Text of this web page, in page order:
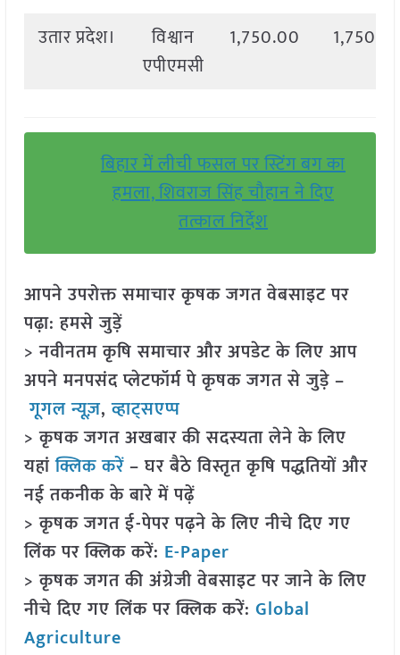
उतार प्रदेश।
विश्वान
एपीएमसी
1,750.00
बिहार में लीची फसल पर स्टिंग बग का
हमला, शिवराज सिंह चौहान ने दिए
तत्काल निर्देश
आपने उपरोक्त समाचार कृषक जगत वेबसाइट पर
पढ़ा: हमसे जुड़ें
> नवीनतम कृषि समाचार और अपडेट के लिए आप
अपने मनपसंद प्लेटफॉर्म पे कृषक जगत से जुड़े –
गूगल न्यूज़,व्हाट्सएप्प
> कृषक जगत अखबार की सदस्यता लेने के लिए
यहांक्लिक करें– घर बैठे विस्तृत कृषि पद्धतियों और
नई तकनीक के बारे में पढ़ें
> कृषक जगत ई-पेपर पढ़ने के लिए नीचे दिए गए
लिंक पर क्लिक करें: E-Paper
> कृषक जगत की अंग्रेजी वेबसाइट पर जाने के लिए
नीचे दिए गए लिंक पर क्लिक करें: Global
Agriculture